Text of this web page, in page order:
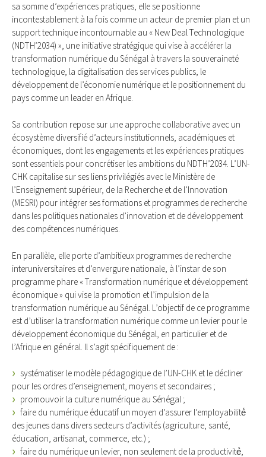
sa somme d’expériences pratiques, elle se positionne
incontestablement à la fois comme un acteur de premier plan et un
support technique incontournable au « New Deal Technologique
(NDTH’2034) », une initiative stratégique qui vise à accélérer la
transformation numérique du Sénégal à travers la souveraineté
technologique, la digitalisation des services publics, le
développement de l’économie numérique et le positionnement du
pays comme un leader en Afrique.
Sa contribution repose sur une approche collaborative avec un
écosystème diversifié d’acteurs institutionnels, académiques et
économiques, dont les engagements et les expériences pratiques
sont essentiels pour concrétiser les ambitions du NDTH’2034. L’UN-
CHK capitalise sur ses liens privilégiés avec le Ministère de
l’Enseignement supérieur, de la Recherche et de l’Innovation
(MESRI) pour intégrer ses formations et programmes de recherche
dans les politiques nationales d’innovation et de développement
des compétences numériques.
En parallèle, elle porte d’ambitieux programmes de recherche
interuniversitaires et d’envergure nationale, à l’instar de son
programme phare « Transformation numérique et développement
économique » qui vise la promotion et l’impulsion de la
transformation numérique au Sénégal. L’objectif de ce programme
est d’utiliser la transformation numérique comme un levier pour le
développement économique du Sénégal, en particulier et de
l’Afrique en général. Il s’agit spécifiquement de :
systématiser le modèle pédagogique de l’UN-CHK et le décliner
pour les ordres d’enseignement, moyens et secondaires ;
promouvoir la culture numérique au Sénégal ;
faire du numérique éducatif un moyen d’assurer l’employabilité́
des jeunes dans divers secteurs d’activités (agriculture, santé,
éducation, artisanat, commerce, etc.) ;
faire du numérique un levier, non seulement de la productivité́,